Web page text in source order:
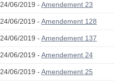
24/06/2019 - Amendement 23
24/06/2019 - Amendement 128
24/06/2019 - Amendement 137
24/06/2019 - Amendement 24
24/06/2019 - Amendement 25